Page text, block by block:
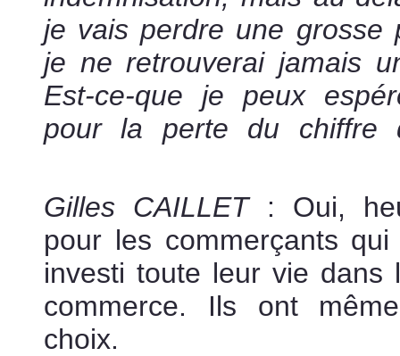
je vais perdre une grosse
je ne retrouverai jamais
Est-ce-que je peux
pour la perte du chiffre
Gilles CAILLET: Oui,
pour les commerçants qui
investi toute leur vie dans
commerce. Ils ont
choix.